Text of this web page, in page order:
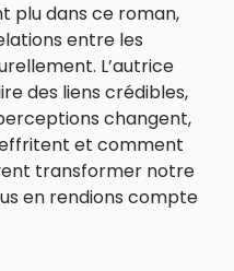
plu dans ce roman,
entre les
L’autrice
des liens crédibles,
changent,
et comment
transformer notre
en rendions compte